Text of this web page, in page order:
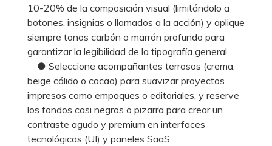
10-20% de la composición visual (limitándolo a
botones, insignias o llamados a la acción) y aplique
siempre tonos carbón o marrón profundo para
garantizar la legibilidad de la tipografía general.
● Seleccione acompañantes terrosos (crema,
beige cálido o cacao) para suavizar proyectos
impresos como empaques o editoriales, y reserve
los fondos casi negros o pizarra para crear un
contraste agudo y premium en interfaces
tecnológicas (UI) y paneles SaaS.